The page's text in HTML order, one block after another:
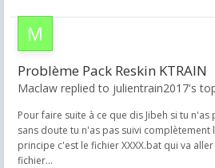
Problème Pack Reskin KTRAIN
Maclaw replied to julientrain2017's
Pour faire suite à ce que dis Jibeh si tu n'as
sans doute tu n'as pas suivi complètement
principe c'est le fichier XXXX.bat qui va
fichier...